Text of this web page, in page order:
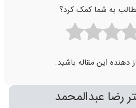
به شما کمک کرد؟
دهنده این مقاله باشید.
رضا عبدالمحمد